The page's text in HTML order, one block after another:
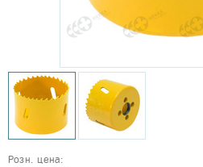
Розн. цена: